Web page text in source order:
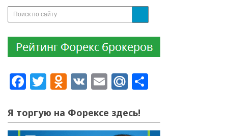
Facebook
Twitter
Odnoklassniki
VK EmailMail.Ru
Я торгую на Форексе здесь!